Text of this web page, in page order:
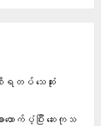
ရတပ် သေဆုံး
ာက်ပံ့ပြီး ဆေးကုသ